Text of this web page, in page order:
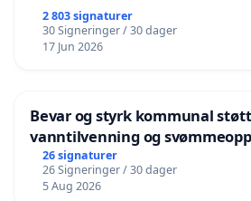
2 803 signaturer
30 Signeringer / 30 dager
17 Jun 2026
Bevar og styrk kommunal
vanntilvenning og
barnehagene i Haugesund
26 signaturer
26 Signeringer / 30 dager
5 Aug 2026